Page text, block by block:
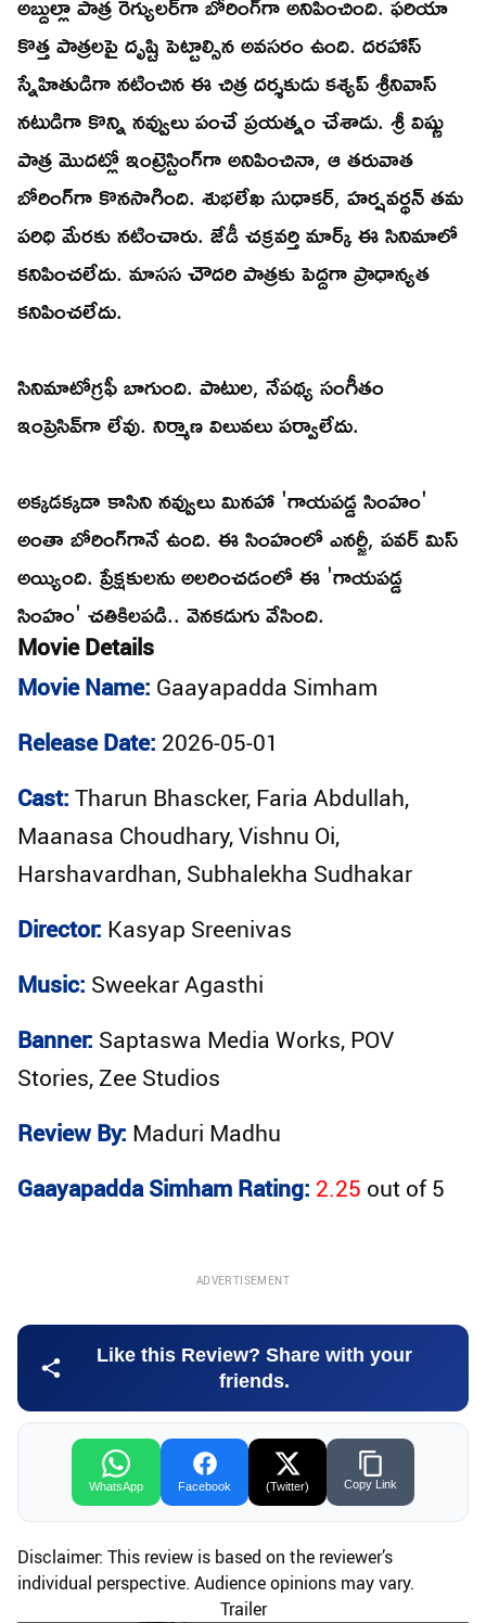
కొత్త పాత్రలపై దృష్టి పెట్టాల్సిన అవసరం ఉంది. దరహాస్‌
స్నేహితుడిగా నటించిన ఈ చిత్ర దర్శకుడు కశ్యప్‌ శ్రీనివాస్‌
నటుడిగా కొన్ని నవ్వులు పంచే ప్రయత్నం చేశాడు. శ్రీ విష్ణు
పాత్ర మొదట్లో ఇంట్రెస్టింగ్‌గా అనిపించినా, ఆ తరువాత
బోరింగ్‌గా కొనసాగింది. శుభలేఖ సుధాకర్‌, హర్షవర్థన్‌ తమ
పరిధి మేరకు నటించారు. జేడీ చక్రవర్తి మార్క్‌ ఈ సినిమాలో
కనిపించలేదు. మాసస చౌదరి పాత్రకు పెద్దగా ప్రాధాన్యత
కనిపించలేదు.
సినిమాటోగ్రఫీ బాగుంది. పాటుల, నేపథ్య సంగీతం
ఇంప్రెసివ్‌గా లేవు. నిర్మాణ విలువలు పర్వాలేదు.
అక్కడక్కడా కాసిని నవ్వులు మినహా 'గాయపడ్డ సింహం'
అంతా బోరింగ్‌గానే ఉంది. ఈ సింహంలో ఎనర్జీ, పవర్‌ మిస్‌
అయ్యింది. ప్రేక్షకులను అలరించడంలో ఈ 'గాయపడ్డ
సింహం' చతికిలపడి.. వెనకడుగు వేసింది.
Movie Details
Movie Name: Gaayapadda Simham
Release Date: 2026-05-01
Cast: Tharun Bhascker, Faria Abdullah,
Maanasa Choudhary, Vishnu Oi,
Harshavardhan, Subhalekha Sudhakar
Director: Kasyap Sreenivas
Music: Sweekar Agasthi
Banner: Saptaswa Media Works, POV
Stories, Zee Studios
Review By: Maduri Madhu
Gaayapadda Simham Rating: 2.25 out of5
ADVERTISEMENT
Like this Review? Share with your
friends.
WhatsApp Facebook (Twitter) Copy Link
Disclaimer: This review is based on the reviewer’s
individual perspective. Audience opinions may vary.
Trailer